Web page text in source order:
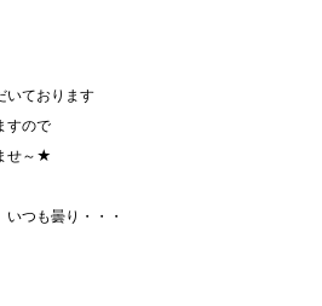
いております
すので
せ～★
つも曇り・・・